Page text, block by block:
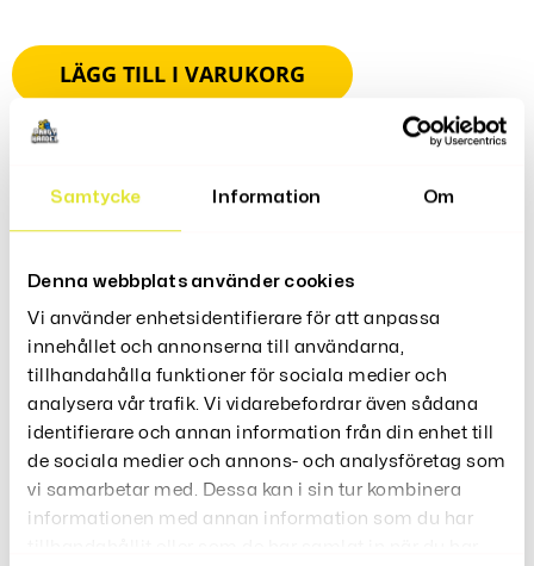
Samtycke Information Om
Denna webbplats använder cookies
Vi använder enhetsidentifierare för att anpassa
innehållet och annonserna till användarna,
tillhandahålla funktioner för sociala medier och
analysera vår trafik. Vi vidarebefordrar även sådana
identifierare och annan information från din enhet till
de sociala medier och annons- och analysföretag som
vi samarbetar med. Dessa kan i sin tur kombinera
informationen med annan information som du har
LÄGG TILL I VARUKORG
Produktbeskrivning
Ha På Kontoret.
Sätt Knapparna På Skrivbordet Och När Dina
Medarbetare Kommer Med Frågor Så Är Det Bara Att
Trycka På Knappen!
Storlek: ca 9 x 9 cm
Batteri medföljer inte